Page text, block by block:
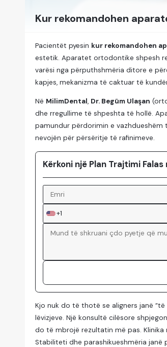
Kur rekomandohen
Pacientët pyesin kur rekomandohen
estetik. Aparatet ortodontike shpesh
varësi nga përputhshmëria ditore e
kapjes, mekanizma të caktuar të
Në MilimDental, Dr. Begüm Ulaşan
dhe rregullime të shpeshta të hollë.
pamundur përdorimin e
nevojën për përsëritje të rafinimeve.
Kërkoni një Plan Trajtimi
+1
Kjo nuk do të thotë se aligners janë
lëvizjeve. Një konsultë cilësore
do të mbrojë rezultatin më pas.
Stabiliteti dhe parashikueshmëria janë